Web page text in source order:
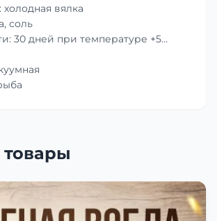
вялка
соль
30 дней при температуре +5…